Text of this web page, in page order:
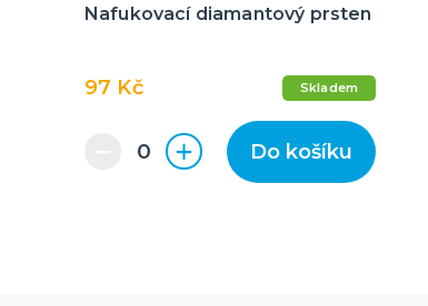
Nafukovací diamantový prsten
97 Kč Skladem
Do košíku